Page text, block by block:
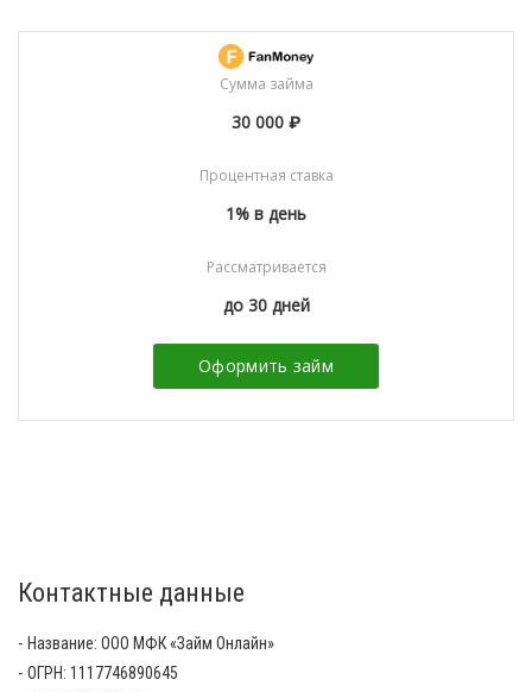
Сумма займа
30 000 ₽
Процентная ставка
1% в день
Рассматривается
до 30 дней
Оформить займ
Контактные данные
Название: ООО МФК «Займ Онлайн»
ОГРН: 1117746890645